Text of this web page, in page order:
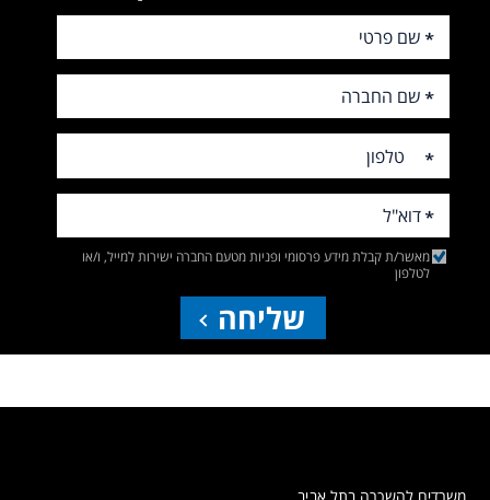
מאשר/ת קבלת מידע פרסומי ופניות מטעם החברה ישירות למייל, ו/או
לטלפון
שליחה